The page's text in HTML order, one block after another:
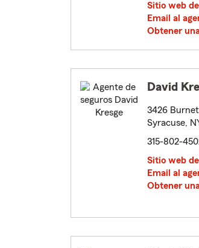
Sitio web
Email al
Obtener
David
3426
Syracuse,
315-802-
Sitio web
Email al
Obtener